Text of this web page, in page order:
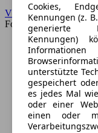
VW
Forum
Cookies,
Kennungen (z.
generierte
Kennungen)
unterstützte
gespeichert
es jedes Mal
oder einer
einen oder